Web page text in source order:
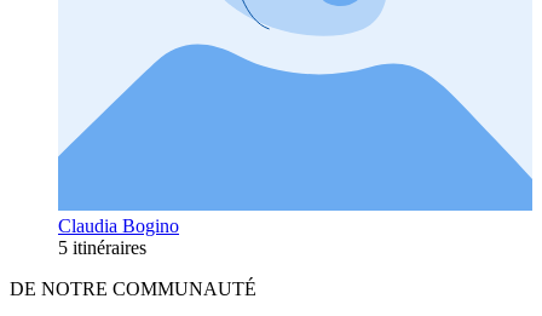
Claudia Bogino
5 itinéraires
DE NOTRE COMMUNAUTÉ